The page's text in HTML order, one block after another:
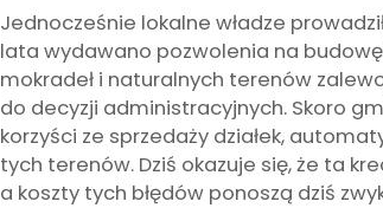
Jednocześnie lokalne władze
lata wydawano pozwolenia na
mokradeł i naturalnych terenów
do decyzji administracyjnych. Skoro
korzyści ze sprzedaży działek,
tych terenów. Dziś okazuje się, że ta
a koszty tych błędów ponoszą dziś